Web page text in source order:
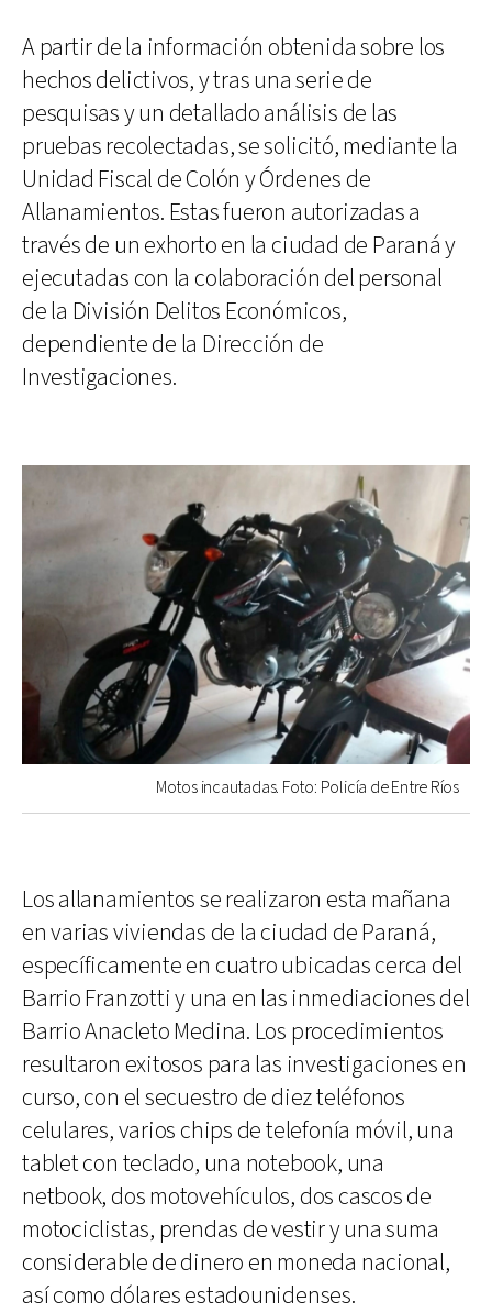
A partir de la información obtenida sobre los
hechos delictivos, y tras una serie de
pesquisas y un detallado análisis de las
pruebas recolectadas, se solicitó, mediante la
Unidad Fiscal de Colón y Órdenes de
Allanamientos. Estas fueron autorizadas a
través de un exhorto en la ciudad de Paraná y
ejecutadas con la colaboración del personal
de la División Delitos Económicos,
dependiente de la Dirección de
Investigaciones.
Motos incautadas. Foto: Policía de Entre Ríos
Los allanamientos se realizaron esta mañana
en varias viviendas de la ciudad de Paraná,
específicamente en cuatro ubicadas cerca del
Barrio Franzotti y una en las inmediaciones del
Barrio Anacleto Medina. Los procedimientos
resultaron exitosos para las investigaciones en
curso, con el secuestro de diez teléfonos
celulares, varios chips de telefonía móvil, una
tablet con teclado, una notebook, una
netbook, dos motovehículos, dos cascos de
motociclistas, prendas de vestir y una suma
considerable de dinero en moneda nacional,
así como dólares estadounidenses.